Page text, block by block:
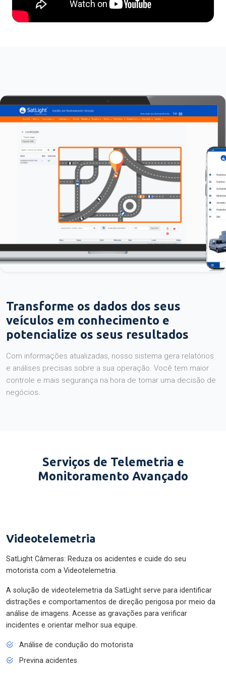
Transforme os dados dos seus
veículos em conhecimento e
potencialize os seus resultados
Com informações atualizadas, nosso sistema gera relatórios
e análises precisas sobre a sua operação. Você tem maior
controle e mais segurança na hora de tomar uma decisão de
negócios.
Serviços de Telemetria e
Monitoramento Avançado
Videotelemetria
SatLight Câmeras: Reduza os acidentes e cuide do seu
motorista com a Videotelemetria.
A solução de videotelemetria da SatLight serve para identificar
distrações e comportamentos de direção perigosa por meio da
análise de imagens. Acesse as gravações para verificar
incidentes e orientar melhor sua equipe.
Análise de condução do motorista
Previna acidentes